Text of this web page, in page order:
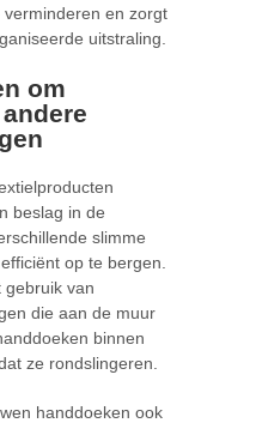
en zorgt
uitstraling.
om
beslag in de
slimme
op te bergen.
gebruik van
die aan de muur
binnen
ze rondslingeren.
handdoeken ook